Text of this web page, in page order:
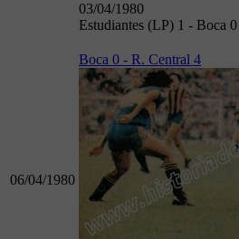
03/04/1980
Estudiantes (LP) 1 - Boca 0
06/04/1980
Boca 0 - R. Central 4